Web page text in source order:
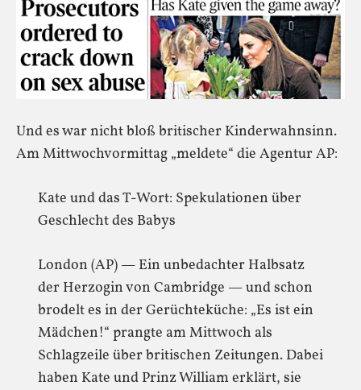
Und es war nicht bloß britischer Kinderwahnsinn.
Am Mittwochvormittag „meldete“ die Agentur AP:
Kate und das T-Wort: Spekulationen über
Geschlecht des Babys
London (AP) — Ein unbedachter Halbsatz
der Herzogin von Cambridge — und schon
brodelt es in der Gerüchteküche: „Es ist ein
Mädchen!“ prangte am Mittwoch als
Schlagzeile über britischen Zeitungen. Dabei
haben Kate und Prinz William erklärt, sie